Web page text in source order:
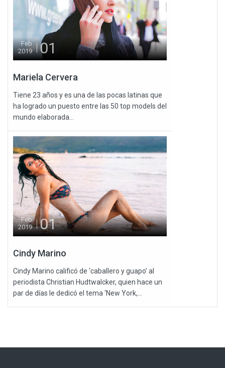
Feb
2019
01
Mariela Cervera
Tiene 23 años y es una de las pocas latinas que
ha logrado un puesto entre las 50 top models del
mundo elaborada...
Feb
2019
01
Cindy Marino
Cindy Marino calificó de ‘caballero y guapo’ al
periodista Christian Hudtwalcker, quien hace un
par de días le dedicó el tema ‘New York,...